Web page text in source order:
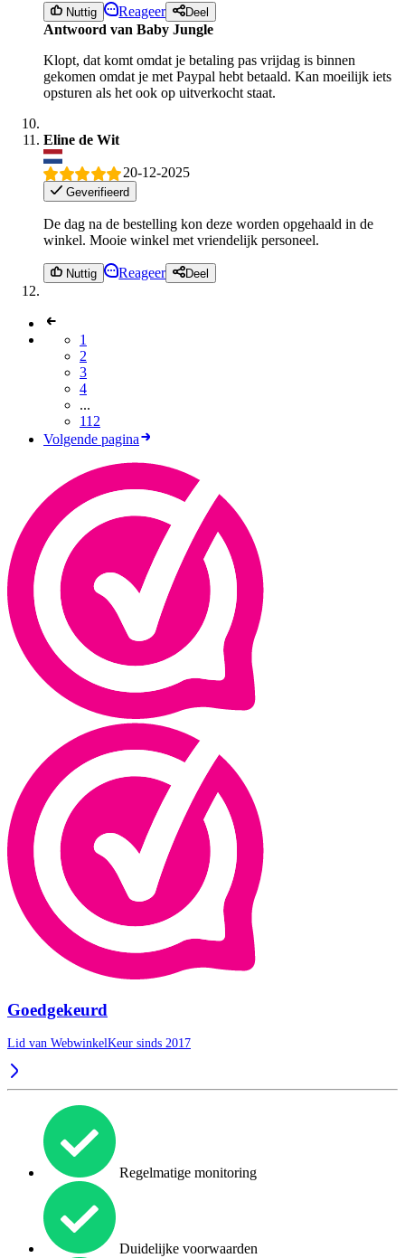
Nuttig Reageer Deel
Antwoord van Baby Jungle
Klopt, dat komt omdat je betaling pas vrijdag is binnen
gekomen omdat je met Paypal hebt betaald. Kan moeilijk iets
opsturen als het ook op uitverkocht staat.
Eline de Wit
20-12-2025
Geverifieerd
De dag na de bestelling kon deze worden opgehaald in de
winkel. Mooie winkel met vriendelijk personeel.
Nuttig Reageer Deel
1
2
3
4
...
112
Volgende pagina
Goedgekeurd
Lid van WebwinkelKeur sinds 2017
Regelmatige monitoring
Duidelijke voorwaarden